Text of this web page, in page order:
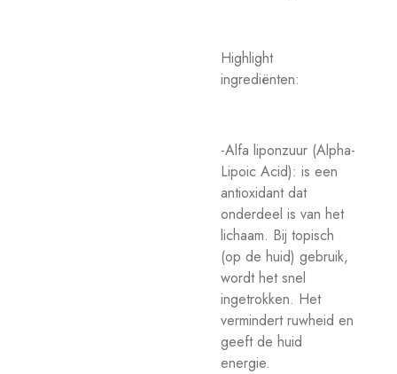
Highlight
ingrediënten:
-Alfa liponzuur (Alpha-
Lipoic Acid): is een
antioxidant dat
onderdeel is van het
lichaam. Bij topisch
(op de huid) gebruik,
wordt het snel
ingetrokken. Het
vermindert ruwheid en
geeft de huid
energie.